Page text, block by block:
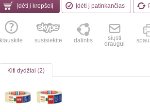
Įdėti į krepšelį Įdėti į patinkančias
klauskite susisiekite dalintis
siųsti
draugui
Kiti dydžiai (2)